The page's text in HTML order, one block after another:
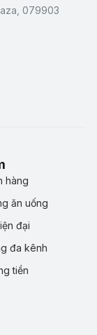
079903
hàng
ăn uống
đại
đa kênh
tiền